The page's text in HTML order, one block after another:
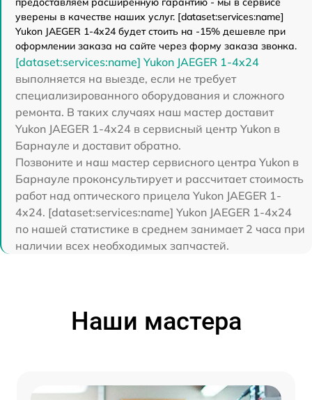
уверены в качестве наших услуг. [dataset:services:name]
Yukon JAEGER 1-4x24 будет стоить на -15% дешевле при
оформлении заказа на сайте через форму заказа звонка.
[dataset:services:name] Yukon JAEGER 1-4x24
выполняется на выезде, если не требует
специализированного оборудования и сложного
ремонта. В таких случаях наш мастер доставит
Yukon JAEGER 1-4x24 в сервисный центр Yukon в
Барнауле и доставит обратно.
Позвоните и наш мастер сервисного центра Yukon в
Барнауле проконсультирует и рассчитает стоимость
работ над оптического прицела Yukon JAEGER 1-
4x24. [dataset:services:name] Yukon JAEGER 1-4x24
по нашей статистике в среднем занимает 2 часа при
наличии всех необходимых запчастей.
Наши мастера